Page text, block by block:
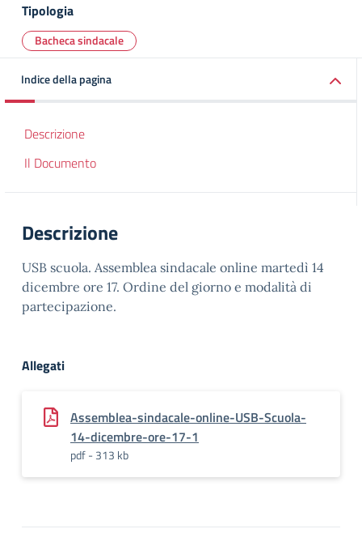
Tipologia
Bacheca sindacale
Indice della pagina
Descrizione
Il Documento
Descrizione
USB scuola. Assemblea sindacale online martedì 14
dicembre ore 17. Ordine del giorno e modalità di
partecipazione.
Allegati
Assemblea-sindacale-online-USB-Scuola-
14-dicembre-ore-17-1
pdf - 313 kb